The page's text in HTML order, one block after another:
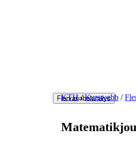
Flervariabelanalys
KTH / Kurswebb /